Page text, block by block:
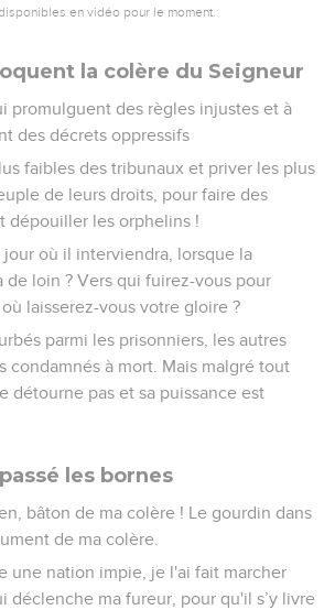
en vidéo pour le moment.
la colère du Seigneur
promulguent des règles injustes et à
des décrets oppressifs
faibles des tribunaux et priver les plus
de leurs droits, pour faire des
dépouiller les orphelins !
où il interviendra, lorsque la
de loin ? Vers qui fuirez-vous pour
laisserez-vous votre gloire ?
parmi les prisonniers, les autres
condamnés à mort. Mais malgré tout
détourne pas et sa puissance est
les bornes
bâton de ma colère ! Le gourdin dans
de ma colère.
une nation impie, je l'ai fait marcher
déclenche ma fureur, pour qu'il s’y livre